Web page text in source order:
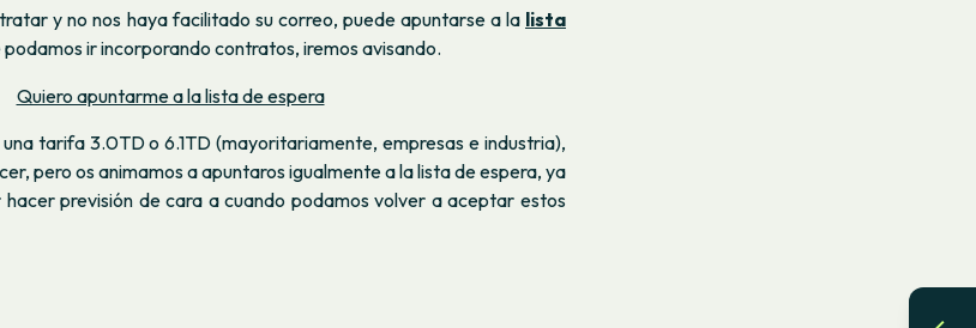
y no nos haya facilitado su correo, puede apuntarse a la lista
podamos ir incorporando contratos, iremos avisando.
Quiero apuntarme a la lista de espera
tarifa 3.0TD o 6.1TD (mayoritariamente, empresas e industria),
pero os animamos a apuntaros igualmente a la lista de espera, ya
previsión de cara a cuando podamos volver a aceptar estos